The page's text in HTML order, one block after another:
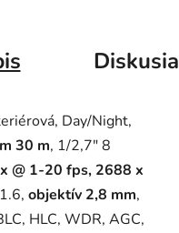
Diskusia
Day/Night,
30 m, 1/2,7" 8
@ 1-20 fps, 2688 x
objektív 2,8 mm,
HLC, WDR, AGC,